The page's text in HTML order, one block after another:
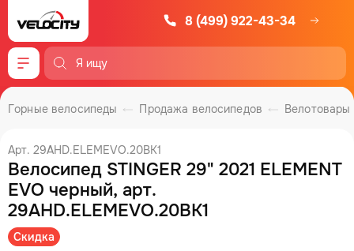
8 (499) 922-43-34
Меню
Велотовары
Продажа велосипедов
Горные велосипеды
Арт. 29AHD.ELEMEVO.20BK1
Велосипед STINGER 29" 2021 ELEMENT
EVO черный, арт.
29AHD.ELEMEVO.20BK1
Скидка